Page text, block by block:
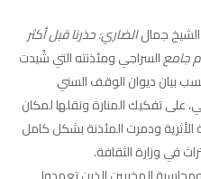
الشيخ جمالالضاري: حذرنا قبل أكثر
جامعالسراجي ومئذنته التي شُيدت
وبحسب بيان ديوان الوقف السني
على تفكيك المنارة ونقلها لمكان
ودمرت المئذنة بشكل كامل
في وزارة الثقافة.